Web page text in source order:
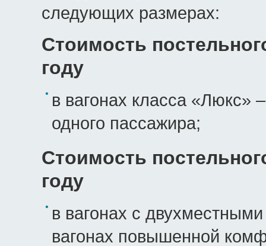
следующих размерах:
Стоимость
году
в вагонах класса «Люкс»
одного пассажира;
Стоимость
году
в вагонах с
вагонах повышенной